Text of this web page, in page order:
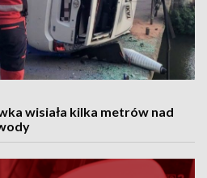
wisiała kilka metrów nad